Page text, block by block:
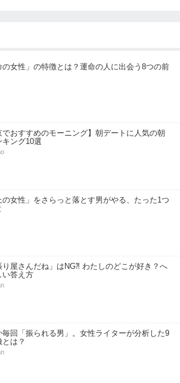
の女性」の特徴とは？運命の人に出会う8つの前
でおすすめのモーニング】朝デートに人気の朝
キング10選
の女性」をさらっと落とす男がやる、たった1つ
り屋さんだね」はNG⁈ わたしのどこが好き？へ
い答え方
毎回「振られる男」。女性ライターが分析した9
は？